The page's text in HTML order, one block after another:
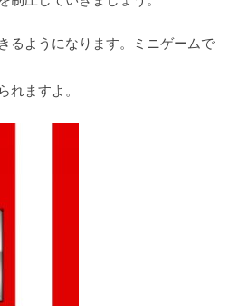
るようになります。ミニゲームで
れますよ。